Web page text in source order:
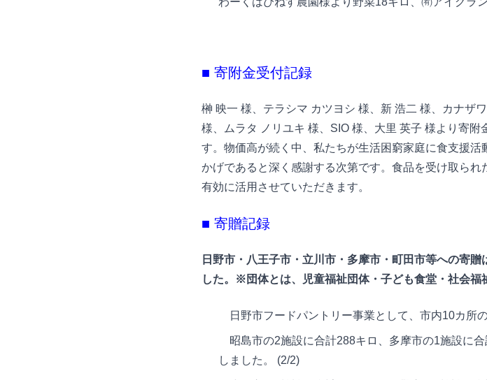
■ 寄附金受付記録
榊 映一 様、テラシマ カツヨシ 様、新 浩二 様、
カナザ
様、ムラタ ノリユキ 様、SIO 様、大里 英子 様より寄附
す。物価高が続く中、私たちが生活困窮家庭に食支援
かげであると深く感謝する次第です。食品を受け取られ
有効に活用させていただきます。
■ 寄贈記録
日野市・八王子市・立川市・多摩市・町田市等への寄
した。※団体とは、児童福祉団体・子ども食堂・社会福
日野市フードパントリー事業として、市内10カ所
昭島市の2施設に合計288キロ、多摩市の1施設に
しました。 (2/2)